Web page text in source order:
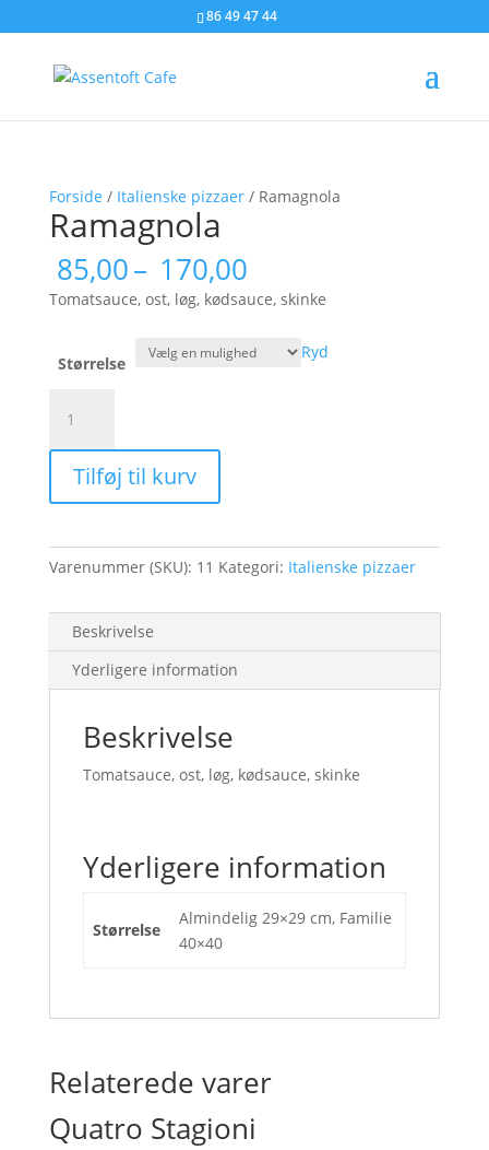
86 49 47 44
Forside / Italienske pizzaer/ Ramagnola
Ramagnola
85,00– 170,00Prisinterval:
85,00
til
170,00
Tomatsauce, ost, løg, kødsauce, skinke
Størrelse
Ryd
antal
Tilføj til kurv
Varenummer (SKU): 11 Kategori: Italienske pizzaer
Beskrivelse
Yderligere information
Beskrivelse
Tomatsauce, ost, løg, kødsauce, skinke
Yderligere information
Størrelse
Almindelig 29×29 cm, Familie
40×40
Relaterede varer
Quatro Stagioni